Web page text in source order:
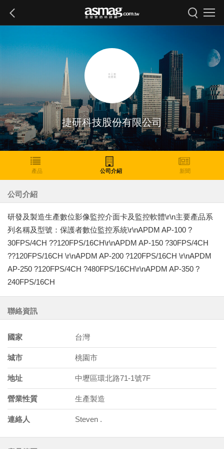
捷研科技股份有限公司
產品 公司介紹 新聞
公司介紹
研發及製造生產數位影像監控介面卡及監控軟體\r\n主要產品系
列名稱及型號：保護者數位監控系統\r\nAPDM AP-100 ?
30FPS/4CH ??120FPS/16CH\r\nAPDM AP-150 ?30FPS/4CH
??120FPS/16CH \r\nAPDM AP-200 ?120FPS/16CH \r\nAPDM
AP-250 ?120FPS/4CH ?480FPS/16CH\r\nAPDM AP-350 ?
240FPS/16CH
聯絡資訊
國家 台灣
城市 桃園市
地址 中壢區環北路71-1號7F
營業性質 生產製造
連絡人 Steven .